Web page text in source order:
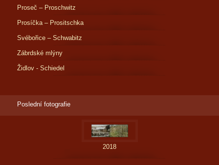
Proseč – Proschwitz
Prosíčka – Prositschka
Svébořice – Schwabitz
Zábrdské mlýny
Židlov - Schiedel
Poslední fotografie
2018